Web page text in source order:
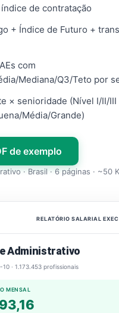
de contratação
+ Índice de Futuro +
com
Mediana/Q3/Teto por
× senioridade (Nível I/II/III
Média/Grande)
de exemplo
· Brasil · 6 páginas · ~50
RELATÓRIO SALARIAL
Administrativo
10 · 1.173.453 profissionais
MENSAL